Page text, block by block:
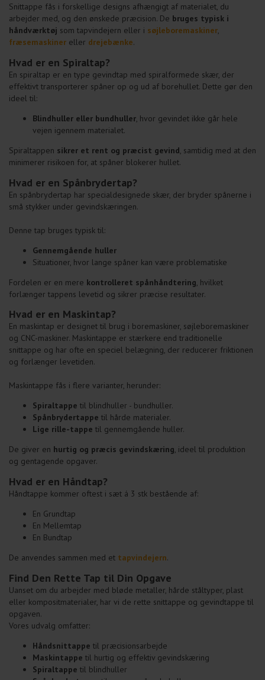
Snittappe fås i forskellige designs afhængigt af materialet, du
arbejder med, og den ønskede præcision. De bruges typisk i
håndværktøj som tapvindejern eller i søjleboremaskiner,
fræsemaskiner eller drejebænke.
Hvad er en Spiraltap?
En spiraltap er en type gevindtap med spiralformede skær, der
effektivt transporterer spåner op og ud af borehullet. Dette gør den
ideel til:
Blindhuller eller bundhuller , hvor gevindet ikke går hele
vejen igennem materialet.
Spiraltappen sikrer et rent og præcist gevind , samtidig med at den
minimerer risikoen for, at spåner blokerer hullet.
Hvad er en Spånbrydertap?
En spånbrydertap har specialdesignede skær, der bryder spånerne i
små stykker under gevindskæringen.
Denne tap bruges typisk til:
Gennemgående huller
Situationer, hvor lange spåner kan være problematiske
Fordelen er en mere kontrolleret spånhåndtering , hvilket
forlænger tappens levetid og sikrer præcise resultater.
Hvad er en Maskintap?
En maskintap er designet til brug i boremaskiner, søjleboremaskiner
og CNC-maskiner. Maskintappe er stærkere end traditionelle
snittappe og har ofte en speciel belægning, der reducerer friktionen
og forlænger levetiden.
Maskintappe fås i flere varianter, herunder:
Spiraltappe til blindhuller - bundhuller.
Spånbrydertappe til hårde materialer.
Lige rille-tappe til gennemgående huller.
De giver en hurtig og præcis gevindskæring, ideel til produktion
og gentagende opgaver.
Hvad er en Håndtap?
Håndtappe kommer oftest i sæt á 3 stk bestående af:
En Grundtap
En Mellemtap
En Bundtap
De anvendes sammen med et tapvindejern.
Find Den Rette Tap til Din Opgave
Uanset om du arbejder med bløde metaller, hårde ståltyper, plast
eller kompositmaterialer, har vi de rette snittappe og gevindtappe til
opgaven.
Vores udvalg omfatter:
Håndsnittappe til præcisionsarbejde
Maskintappe til hurtig og effektiv gevindskæring
Spiraltappe til blindhuller